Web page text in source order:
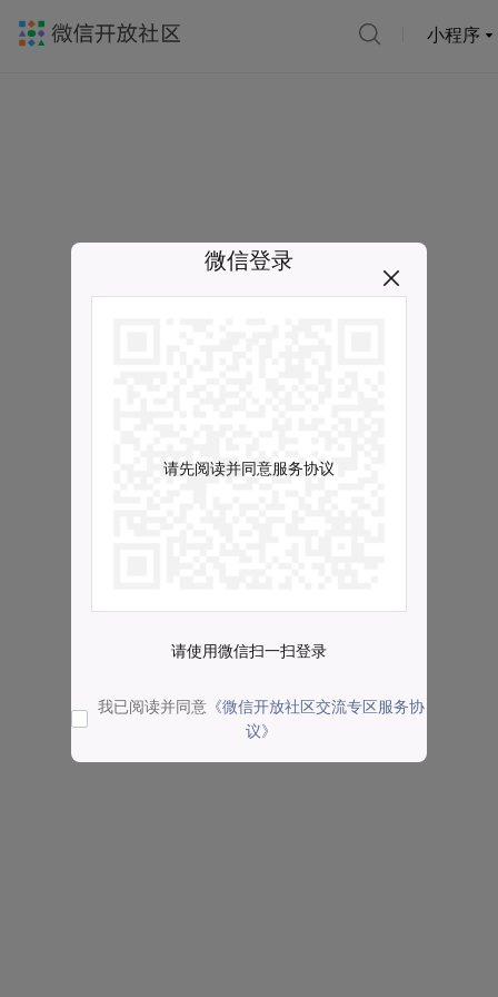
小程序
微信登录
请先阅读并同意服务协议
请使用微信扫一扫登录
我已阅读并同意 《微信开放社区交流专区服务协
议》